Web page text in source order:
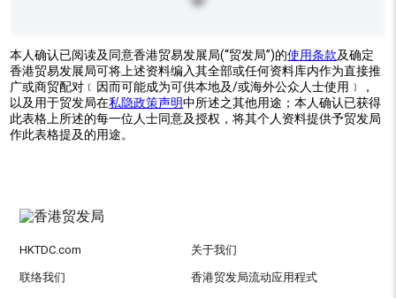
本人确认已阅读及同意香港贸易发展局(“贸发局”)的使用条款及确定
香港贸易发展局可将上述资料编入其全部或任何资料库内作为直接推
广或商贸配对﹝因而可能成为可供本地及/或海外公众人士使用﹞，
以及用于贸发局在私隐政策声明中所述之其他用途；本人确认已获得
此表格上所述的每一位人士同意及授权，将其个人资料提供予贸发局
作此表格提及的用途。
HKTDC.com 关于我们
联络我们 香港贸发局流动应用程式